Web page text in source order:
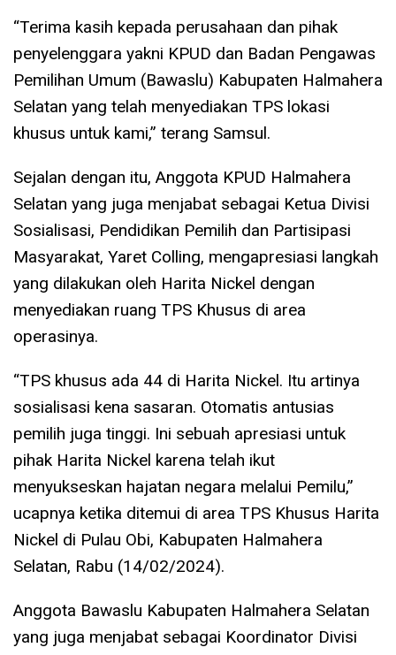
“Terima kasih kepada perusahaan dan pihak
penyelenggara yakni KPUD dan Badan Pengawas
Pemilihan Umum (Bawaslu) Kabupaten Halmahera
Selatan yang telah menyediakan TPS lokasi
khusus untuk kami,” terang Samsul.
Sejalan dengan itu, Anggota KPUD Halmahera
Selatan yang juga menjabat sebagai Ketua Divisi
Sosialisasi, Pendidikan Pemilih dan Partisipasi
Masyarakat, Yaret Colling, mengapresiasi langkah
yang dilakukan oleh Harita Nickel dengan
menyediakan ruang TPS Khusus di area
operasinya.
“TPS khusus ada 44 di Harita Nickel. Itu artinya
sosialisasi kena sasaran. Otomatis antusias
pemilih juga tinggi. Ini sebuah apresiasi untuk
pihak Harita Nickel karena telah ikut
menyukseskan hajatan negara melalui Pemilu,”
ucapnya ketika ditemui di area TPS Khusus Harita
Nickel di Pulau Obi, Kabupaten Halmahera
Selatan, Rabu (14/02/2024).
Anggota Bawaslu Kabupaten Halmahera Selatan
yang juga menjabat sebagai Koordinator Divisi